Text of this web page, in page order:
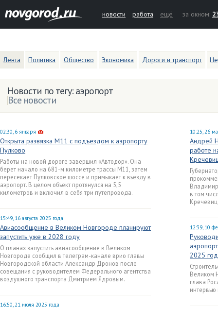
новости работа ещё за окном:
Лента Политика Общество Экономика Дороги и транспорт
Новости по тегу: аэропорт
Все новости
02:30, 6 января
Открыта развязка М11 с подъездом к аэропорту
Пулково
Работы на новой дороге завершил «Автодор». Она
берет начало на 681-м километре трассы М11, затем
пересекает Пулковское шоссе и примыкает к въезду в
аэропорт. В целом объект протянулся на 5,5
километров и включил в себя три путепровода.
15:49, 16 августа 2025 года
Авиасообщение в Великом Новгороде планируют
запустить уже в 2028 году
О планах запустить авиасообщение в Великом
Новгороде сообщил в телеграм-канале врио главы
Новгородской области Александр Дронов после
совещания с руководителем Федерального агентства
воздушного транспорта Дмитрием Ядровым.
16:50, 21 июля 2025 года
10:25, 26
Андрей
работе
в том
12:39, 10
2025
Великом
глава
интервью